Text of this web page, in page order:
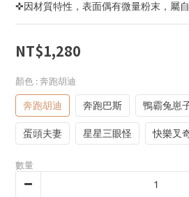
✜因材質特性，表面偶有微量粉末，屬
NT$1,280
顏色 : 奔跑胡迪
奔跑胡迪 奔跑巴斯 鴨霸兔崽
蛋頭夫妻 星星三眼怪 快樂叉
數量